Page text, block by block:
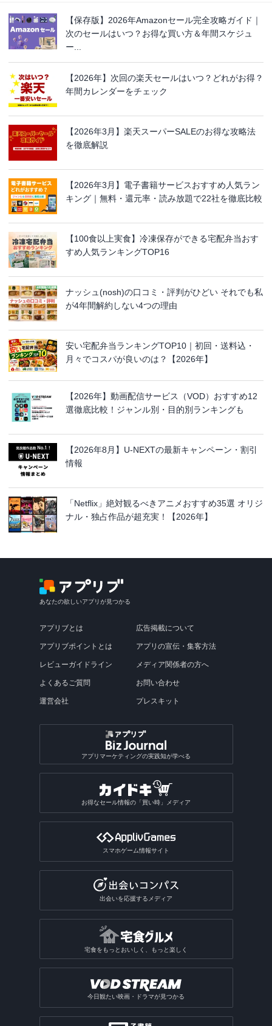
【保存版】2026年Amazonセール完全攻略ガイド｜
次のセールはいつ？お得な買い方＆年間スケジュ
ー...
【2026年】次回の楽天セールはいつ？どれがお得？
年間カレンダーをチェック
【2026年3月】楽天スーパーSALEのお得な攻略法
を徹底解説
【2026年3月】電子書籍サービスおすすめ人気ラン
キング｜無料・還元率・読み放題で22社を徹底比較
【100食以上実食】冷凍保存ができる宅配弁当おす
すめ人気ランキングTOP16
ナッシュ(nosh)の口コミ・評判がひどい それでも私
が4年間解約しない4つの理由
安い宅配弁当ランキングTOP10｜初回・送料込・
月々でコスパが良いのは？【2026年】
【2026年】動画配信サービス（VOD）おすすめ12
選徹底比較！ジャンル別・目的別ランキングも
【2026年8月】U-NEXTの最新キャンペーン・割引
情報
「Netflix」絶対観るべきアニメおすすめ35選 オリジ
ナル・独占作品が超充実！【2026年】
あなたの欲しいアプリが見つかる
アプリブとは
アプリブポイントとは
レビューガイドライン
よくあるご質問
運営会社
広告掲載について
アプリの宣伝・集客方法
メディア関係者の方へ
お問い合わせ
プレスキット
アプリマーケティングの実践知が学べる
お得なセール情報の「買い時」メディア
スマホゲーム情報サイト
出会いを応援するメディア
宅食をもっとおいしく、もっと楽しく
今日観たい映画・ドラマが見つかる